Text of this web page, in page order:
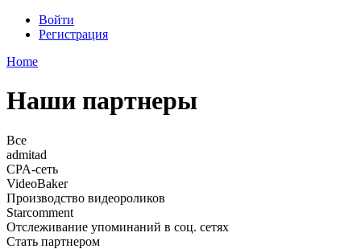
Войти
Регистрация
Home
Наши партнеры
Все
admitad
CPA-сеть
VideoBaker
Производство видеороликов
Starcomment
Отслеживание упоминаний в соц. сетях
Стать партнером